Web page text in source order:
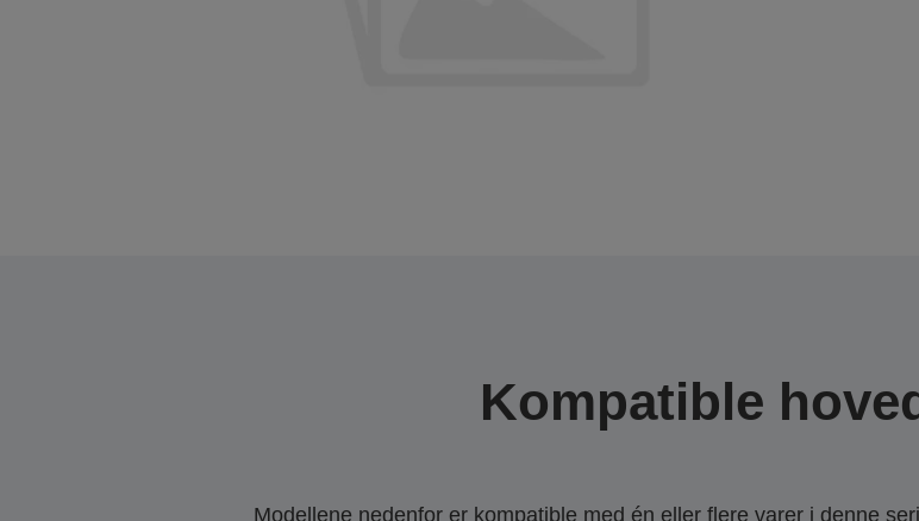
Kompatible
Modellene nedenfor er kompatible med én eller flere varer i denne